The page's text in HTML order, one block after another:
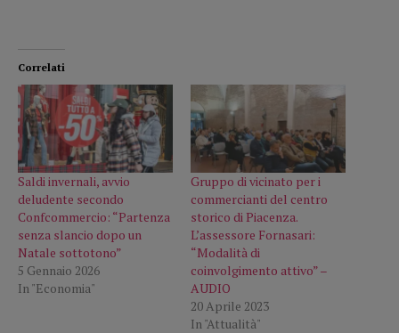
Correlati
Saldi invernali, avvio
deludente secondo
Confcommercio: “Partenza
senza slancio dopo un
Natale sottotono”
5 Gennaio 2026
In "Economia"
Gruppo di vicinato per i
commercianti del centro
storico di Piacenza.
L’assessore Fornasari:
“Modalità di
coinvolgimento attivo” –
AUDIO
20 Aprile 2023
In "Attualità"